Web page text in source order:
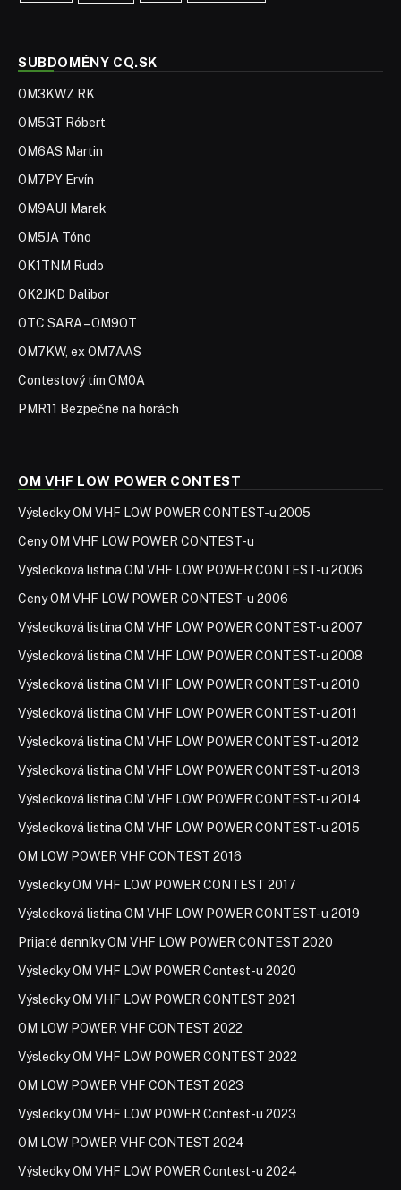
SUBDOMÉNY CQ.SK
OM3KWZ RK
OM5GT Róbert
OM6AS Martin
OM7PY Ervín
OM9AUI Marek
OM5JA Tóno
OK1TNM Rudo
OK2JKD Dalibor
OTC SARA – OM9OT
OM7KW, ex OM7AAS
Contestový tím OM0A
PMR11 Bezpečne na horách
OM VHF LOW POWER CONTEST
Výsledky OM VHF LOW POWER CONTEST-u 2005
Ceny OM VHF LOW POWER CONTEST-u
Výsledková listina OM VHF LOW POWER CONTEST-u 2006
Ceny OM VHF LOW POWER CONTEST-u 2006
Výsledková listina OM VHF LOW POWER CONTEST-u 2007
Výsledková listina OM VHF LOW POWER CONTEST-u 2008
Výsledková listina OM VHF LOW POWER CONTEST-u 2010
Výsledková listina OM VHF LOW POWER CONTEST-u 2011
Výsledková listina OM VHF LOW POWER CONTEST-u 2012
Výsledková listina OM VHF LOW POWER CONTEST-u 2013
Výsledková listina OM VHF LOW POWER CONTEST-u 2014
Výsledková listina OM VHF LOW POWER CONTEST-u 2015
OM LOW POWER VHF CONTEST 2016
Výsledky OM VHF LOW POWER CONTEST 2017
Výsledková listina OM VHF LOW POWER CONTEST-u 2019
Prijaté denníky OM VHF LOW POWER CONTEST 2020
Výsledky OM VHF LOW POWER Contest-u 2020
Výsledky OM VHF LOW POWER CONTEST 2021
OM LOW POWER VHF CONTEST 2022
Výsledky OM VHF LOW POWER CONTEST 2022
OM LOW POWER VHF CONTEST 2023
Výsledky OM VHF LOW POWER Contest-u 2023
OM LOW POWER VHF CONTEST 2024
Výsledky OM VHF LOW POWER Contest-u 2024